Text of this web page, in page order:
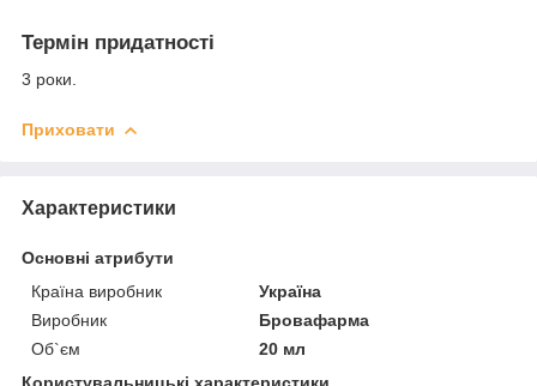
Термін придатності
3 роки.
Приховати
Характеристики
Основні атрибути
Країна виробник
Україна
Виробник
Бровафарма
Об`єм
20 мл
Користувальницькі характеристики